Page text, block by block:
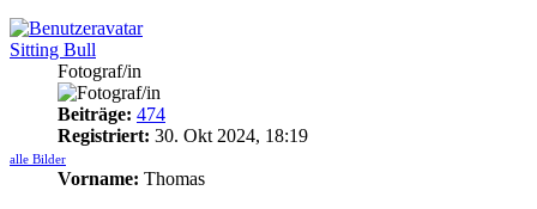
Sitting Bull
Fotograf/in
Beiträge: 474
Registriert: 30. Okt 2024, 18:19
alle Bilder
Vorname: Thomas